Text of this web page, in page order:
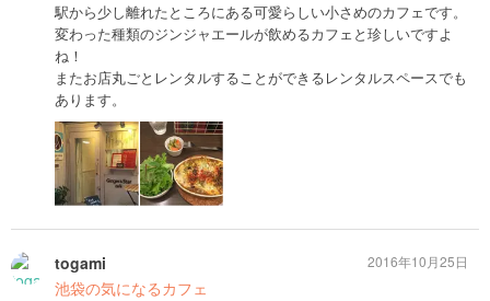
駅から少し離れたところにある可愛らしい小さめのカフェです。
変わった種類のジンジャエールが飲めるカフェと珍しいですよ
ね！
またお店丸ごとレンタルすることができるレンタルスペースでも
あります。
togami
池袋の気になるカフェ
2016年10月25日